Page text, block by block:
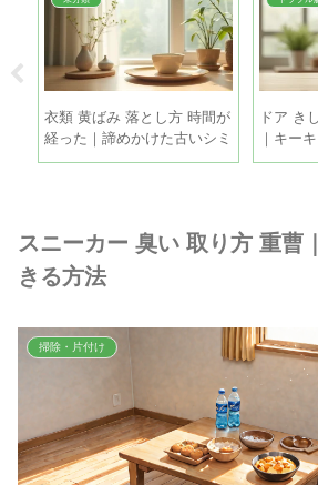
衣類 黄ばみ 落とし方 時間が
経った｜諦めかけた古いシミ
も家庭で復活させる方法
ドア き
｜キー
する手順
スニーカー 臭い 取り方 重曹
きる方法
掃除・片付け